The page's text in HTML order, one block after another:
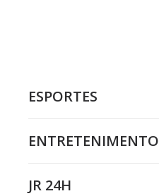
ESPORTES
ENTRETENIMENTO
JR 24H